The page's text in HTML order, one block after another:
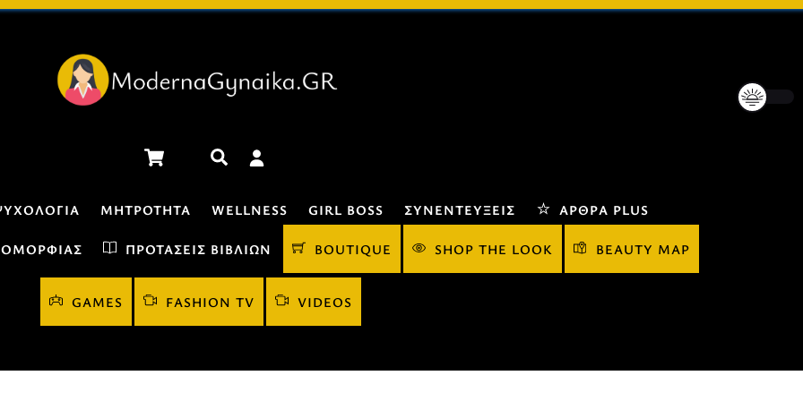
Cart Αναζήτηση
ΜΗΤΡΌΤΗΤΑ WELLNESS GIRL BOSS ΣΥΝΕΝΤΕΎΞΕΙΣ ΆΡΘΡΑ PLUS
ΟΜΟΡΦΙΆΣ ΠΡΟΤΆΣΕΙΣ ΒΙΒΛΊΩΝ BOUTIQUE SHOP THE LOOK BEAUTY MAP
GAMES FASHION TV VIDEOS